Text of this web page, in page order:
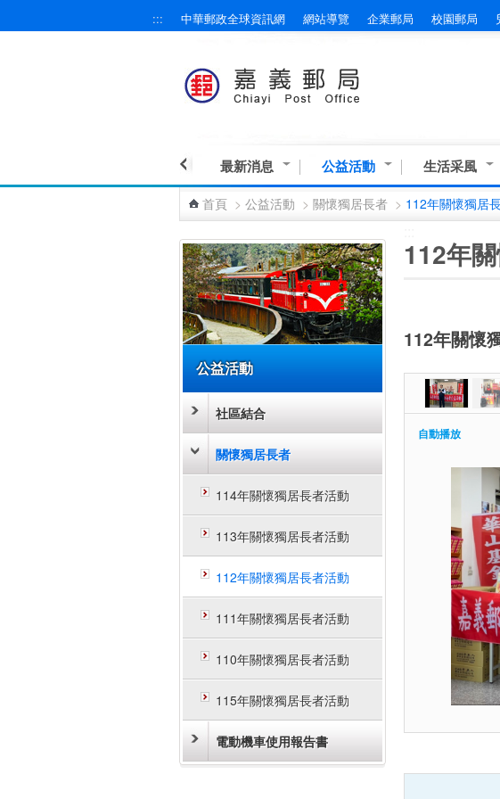
::: 中華郵政全球資訊網 網站導覽 企業郵局 校園郵局
最新消息 公益活動 生活采風
首頁 > 公益活動 > 關懷獨居長者 > 112年關懷獨居
公益活動
社區結合
關懷獨居長者
114年關懷獨居長者活動
113年關懷獨居長者活動
112年關懷獨居長者活動
111年關懷獨居長者活動
110年關懷獨居長者活動
115年關懷獨居長者活動
電動機車使用報告書
112年
112年關懷
自動播放
112年關懷獨居長者活動一覽表